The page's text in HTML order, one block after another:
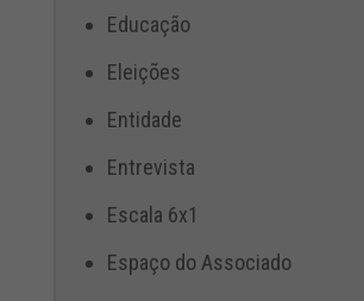
Educação
Eleições
Entidade
Entrevista
Escala 6x1
Espaço do Associado